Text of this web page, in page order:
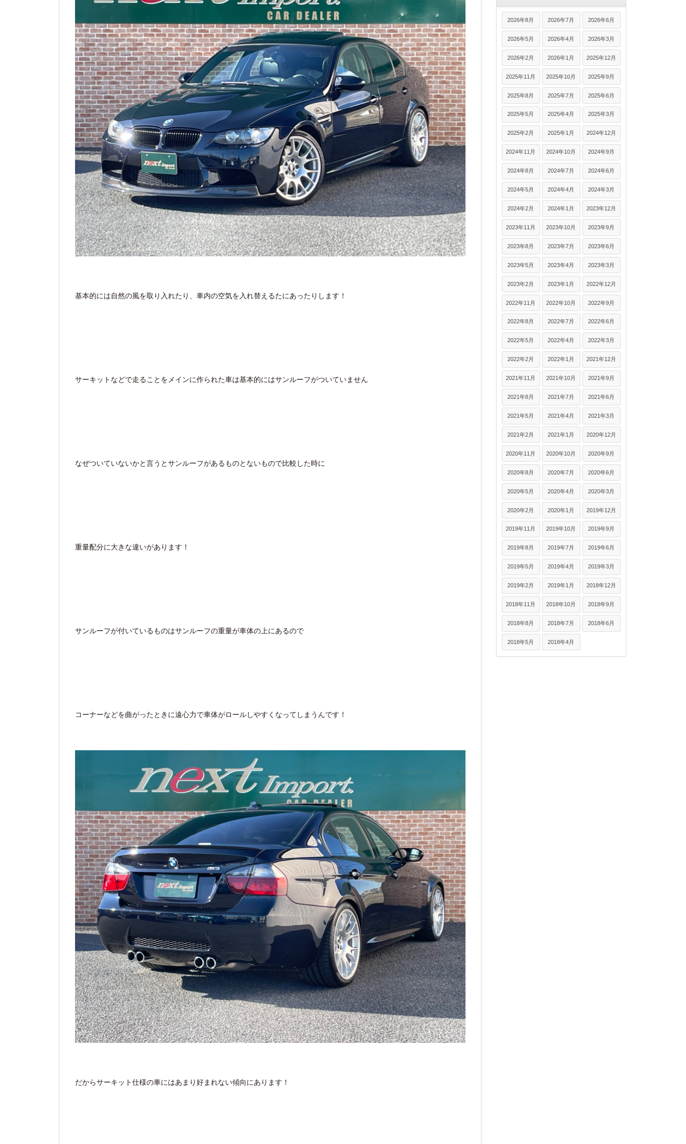
基本的には自然の風を取り入れたり、車内の空気を入れ替えるたにあったりします！
サーキットなどで走ることをメインに作られた車は基本的にはサンルーフがついていません
なぜついていないかと言うとサンルーフがあるものとないもので比較した時に
重量配分に大きな違いがあります！
サンルーフが付いているものはサンルーフの重量が車体の上にあるので
コーナーなどを曲がったときに遠心力で車体がロールしやすくなってしまうんです！
だからサーキット仕様の車にはあまり好まれない傾向にあります！
2026年8月 2026年7月 2026年6月
2026年5月 2026年4月 2026年3月
2026年2月 2026年1月 2025年12月
2025年11月 2025年10月 2025年9月
2025年8月 2025年7月 2025年6月
2025年5月 2025年4月 2025年3月
2025年2月 2025年1月 2024年12月
2024年11月 2024年10月 2024年9月
2024年8月 2024年7月 2024年6月
2024年5月 2024年4月 2024年3月
2024年2月 2024年1月 2023年12月
2023年11月 2023年10月 2023年9月
2023年8月 2023年7月 2023年6月
2023年5月 2023年4月 2023年3月
2023年2月 2023年1月 2022年12月
2022年11月 2022年10月 2022年9月
2022年8月 2022年7月 2022年6月
2022年5月 2022年4月 2022年3月
2022年2月 2022年1月 2021年12月
2021年11月 2021年10月 2021年9月
2021年8月 2021年7月 2021年6月
2021年5月 2021年4月 2021年3月
2021年2月 2021年1月 2020年12月
2020年11月 2020年10月 2020年9月
2020年8月 2020年7月 2020年6月
2020年5月 2020年4月 2020年3月
2020年2月 2020年1月 2019年12月
2019年11月 2019年10月 2019年9月
2019年8月 2019年7月 2019年6月
2019年5月 2019年4月 2019年3月
2019年2月 2019年1月 2018年12月
2018年11月 2018年10月 2018年9月
2018年8月 2018年7月 2018年6月
2018年5月 2018年4月